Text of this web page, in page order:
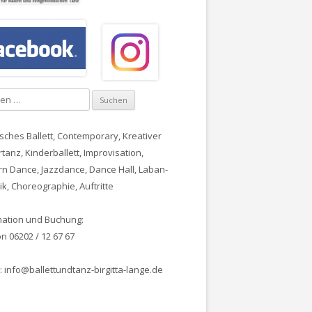
Ballett, Contemporary,Kreativer
Kinderballett,Improvisation,
Dance, Jazzdance, Dance Hall, Laban-
Choreographie, Auftritte
und Buchung:
06202 / 12 67 67
info@ballettundtanz-birgitta-lange.de